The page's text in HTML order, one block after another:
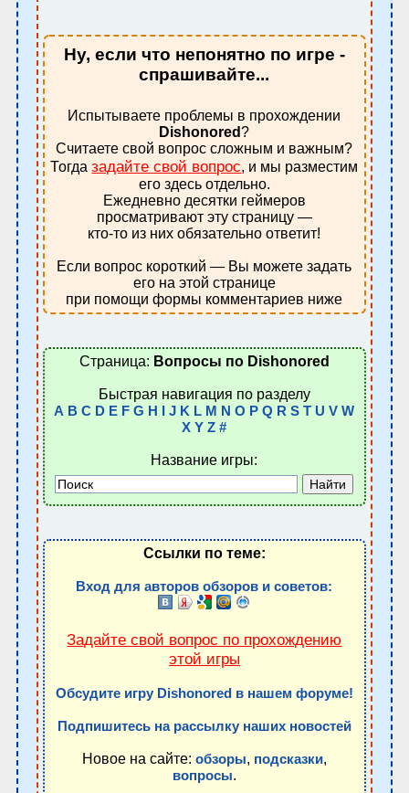
Ну, если что непонятно по игре -
спрашивайте...
Испытываете проблемы в прохождении
Dishonored?
Считаете свой вопрос сложным и важным?
Тогдазадайте свой вопрос, и мы разместим
его здесь отдельно.
Ежедневно десятки геймеров
просматривают эту страницу —
кто-то из них обязательно ответит!
Если вопрос короткий — Вы можете задать
его на этой странице
при помощи формы комментариев ниже
Страница: Вопросы по Dishonored
Быстрая навигация по разделу
A B C D E F G H J K L M N O P Q R S T U V W
X Y Z #
Название игры:
Ссылки по теме:
Вход для авторов обзоров и советов:
Задайте свой вопрос по прохождению
этой игры
Обсудите игру Dishonored в нашем форуме!
Подпишитесь на рассылку наших новостей
Новое на сайте: обзоры, подсказки,
вопросы.